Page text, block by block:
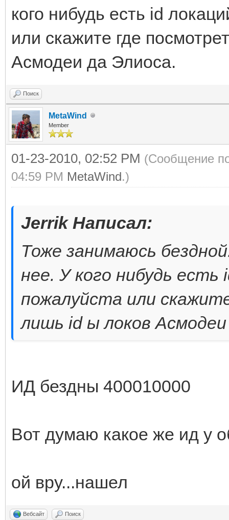
кого нибудь есть id
или скажите где
Асмодеи да Элиоса.
Поиск
MetaWind
Member
01-23-2010, 02:52 PM (Сообщение
04:59 PM MetaWind.)
Jerrik Написал:
Тоже занимаюсь
нее. У кого нибудь есть
пожалуйста или
лишь id ы локов
ИД бездны 400010000
Вот думаю какое же ид у
ой вру...нашел
Вебсайт Поиск